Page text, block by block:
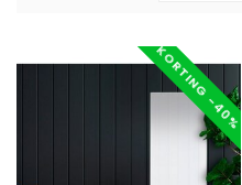
KORTING -40%